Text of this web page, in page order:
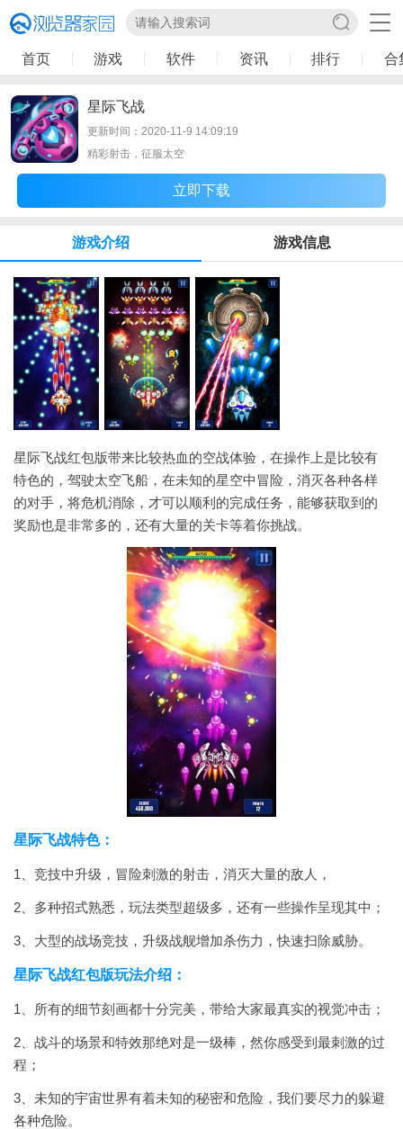
首页 游戏 软件 资讯 排行 合
星际飞战
更新时间：2020-11-9 14:09:19
精彩射击，征服太空
立即下载
游戏介绍 游戏信息
星际飞战红包版带来比较热血的空战体验，在操作上是比较有
特色的，驾驶太空飞船，在未知的星空中冒险，消灭各种各样
的对手，将危机消除，才可以顺利的完成任务，能够获取到的
奖励也是非常多的，还有大量的关卡等着你挑战。
星际飞战特色：
1、竞技中升级，冒险刺激的射击，消灭大量的敌人，
2、多种招式熟悉，玩法类型超级多，还有一些操作呈现其中；
3、大型的战场竞技，升级战舰增加杀伤力，快速扫除威胁。
星际飞战红包版玩法介绍：
1、所有的细节刻画都十分完美，带给大家最真实的视觉冲击；
2、战斗的场景和特效那绝对是一级棒，然你感受到最刺激的过
程；
3、未知的宇宙世界有着未知的秘密和危险，我们要尽力的躲避
各种危险。